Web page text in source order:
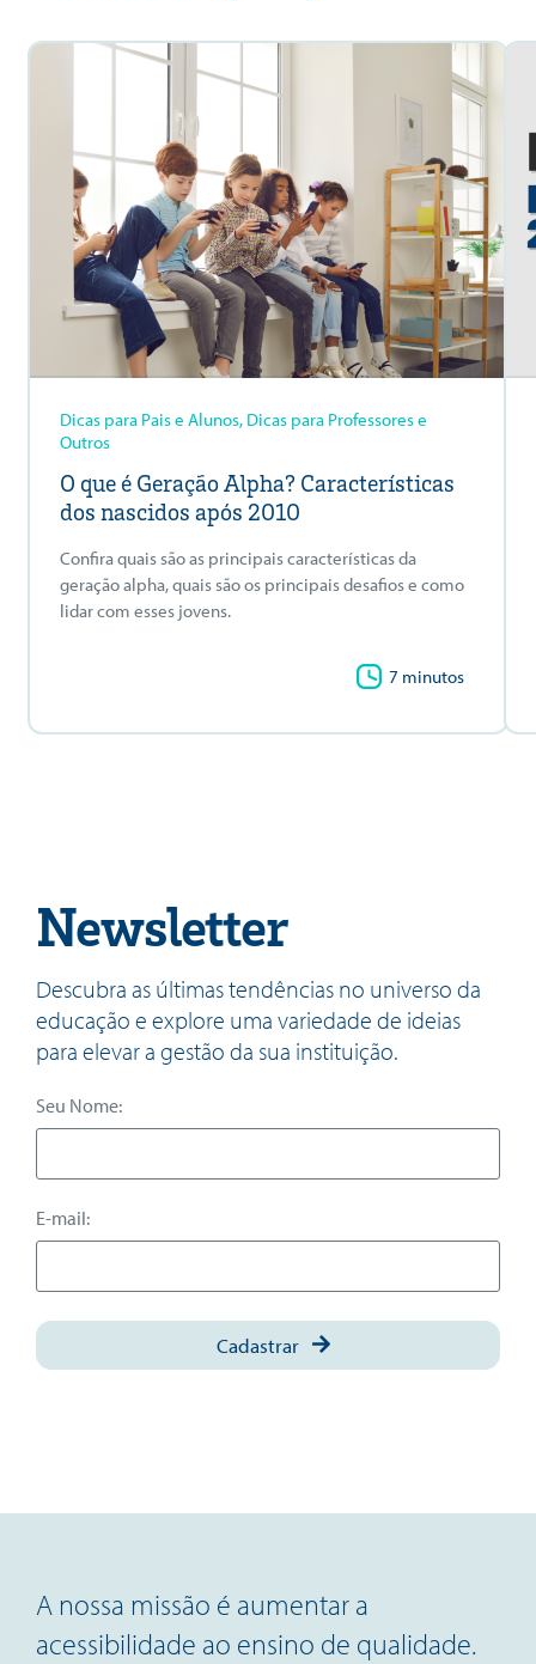
Dicas para Pais e Alunos, Dicas para Professores e
Outros
O que é Geração Alpha? Características
dos nascidos após 2010
Confira quais são as principais características da
geração alpha, quais são os principais desafios e como
lidar com esses jovens.
7 minutos
Newsletter
Descubra as últimas tendências no universo da
educação e explore uma variedade de ideias
para elevar a gestão da sua instituição.
Seu Nome:
E-mail:
Cadastrar
A nossa missão é aumentar a
acessibilidade ao ensino de qualidade.